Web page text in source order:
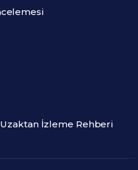
Uzaktan İzleme Rehberi